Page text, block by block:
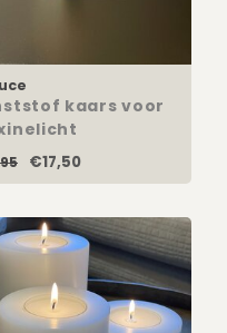
kaars voor
€17,50